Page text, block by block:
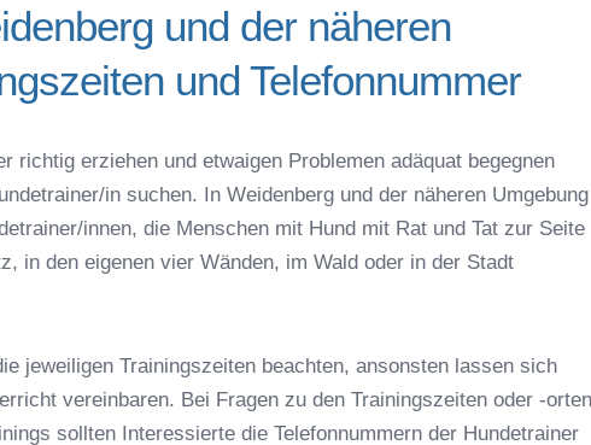
der näheren Umgebung – Trainingszeiten und Telefonnummer
aus
Bayreuth – Online-Test
und Hundespielzeug zur Beschäftigung
in Weidenberg
in Weidenberg
in Weidenberg
Hundeschule
und der näheren
und Telefonnummer
richtig erziehen und etwaigen Problemen adäquat begegnen
in suchen. In Weidenberg und der näheren Umgebung
innen, die Menschen mit Hund mit Rat und Tat zur Seite
in den eigenen vier Wänden, im Wald oder in der Stadt
jeweiligen Trainingszeiten beachten, ansonsten lassen sich
vereinbaren. Bei Fragen zu den Trainingszeiten oder -orten
sollten Interessierte die Telefonnummern der Hundetrainer